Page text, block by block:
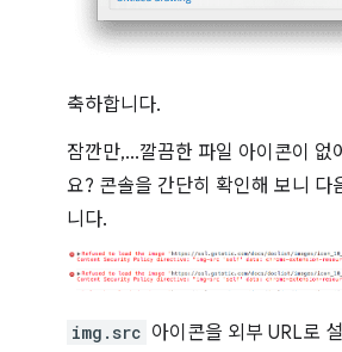
축하합니다.
잠깐만,...깔끔한 파일 아이콘이 없
요? 콘솔을 간단히 확인해 보니 다
니다.
img.src 아이콘을 외부 URL로